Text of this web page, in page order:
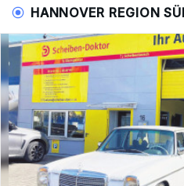
HANNOVER REGION